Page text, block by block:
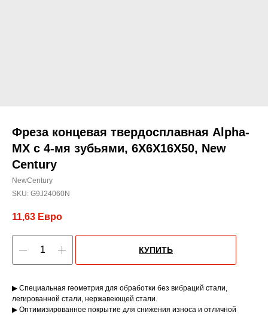
Фреза концевая твердосплавная Alpha-
MX c 4-мя зубьями, 6X6X16X50, New
Century
NewCentury
SKU: G9J24060N
11,63 Евро
КУПИТЬ
▶ Специальная геометрия для обработки без вибраций стали,
легированной стали, нержавеющей стали.
▶ Оптимизированное покрытие для снижения износа и отличной